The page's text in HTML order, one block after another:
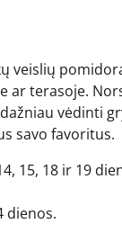
veislių
terasoje.
vėdinti
savo favoritus.
15, 18 ir 19
dienos.